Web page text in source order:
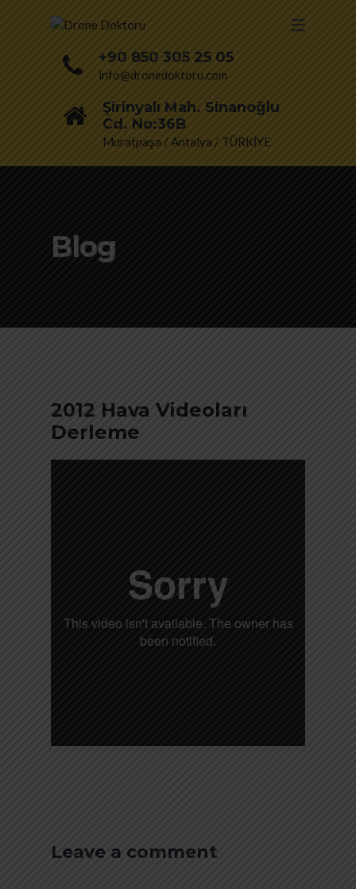
+90 850 305 25 05
info@dronedoktoru.com
Şirinyalı Mah. Sinanoğlu
Cd. No:36B
Muratpaşa / Antalya / TÜRKİYE
Blog
2012 Hava Videoları
Derleme
Leave a comment